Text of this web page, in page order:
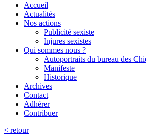
Accueil
Actualités
Nos actions
Publicité sexiste
Injures sexistes
Qui sommes nous ?
Autoportraits du bureau des
Manifeste
Historique
Archives
Contact
Adhérer
Contribuer
< retour